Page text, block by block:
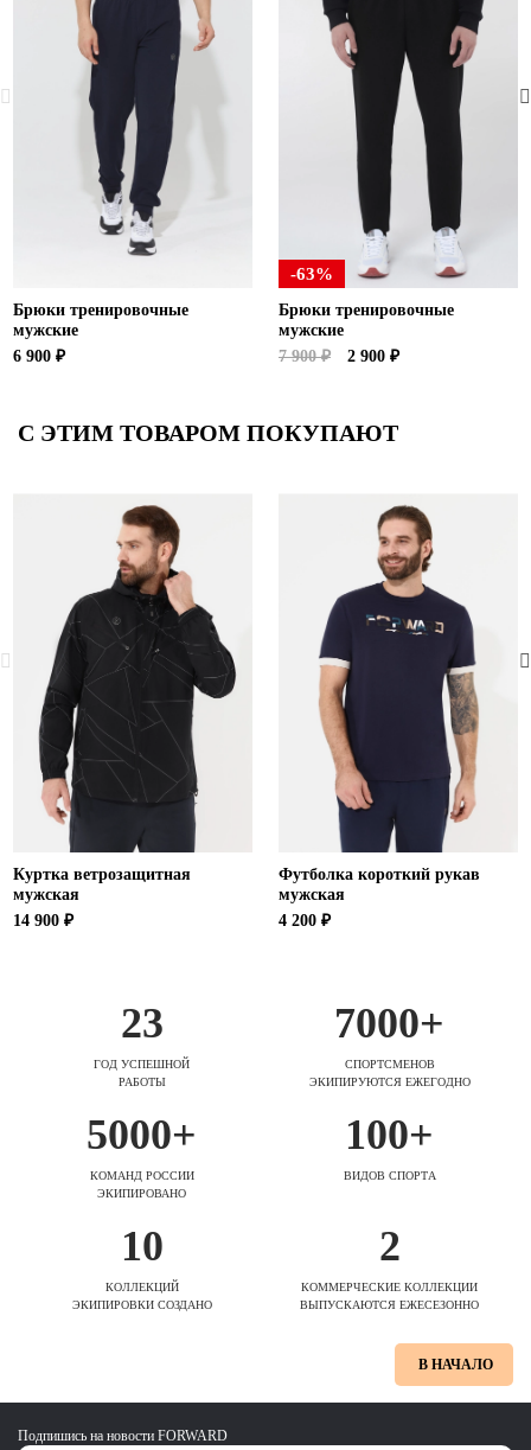
Брюки тренировочные
мужские
6 900 ₽
-63%
Брюки тренировочные
мужские
7 900 ₽
2 900 ₽
С ЭТИМ ТОВАРОМ ПОКУПАЮТ
Куртка ветрозащитная
мужская
14 900 ₽
Футболка короткий рукав
мужская
4 200 ₽
23
ГОД УСПЕШНОЙ
РАБОТЫ
7000+
СПОРТСМЕНОВ
ЭКИПИРУЮТСЯ ЕЖЕГОДНО
5000+
КОМАНД РОССИИ
ЭКИПИРОВАНО
100+
ВИДОВ СПОРТА
10
КОЛЛЕКЦИЙ
ЭКИПИРОВКИ СОЗДАНО
2
КОММЕРЧЕСКИЕ КОЛЛЕКЦИИ
ВЫПУСКАЮТСЯ ЕЖЕСЕЗОННО
В НАЧАЛО
Подпишись на новости FORWARD